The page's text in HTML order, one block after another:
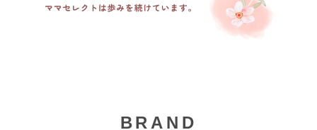
BRAND